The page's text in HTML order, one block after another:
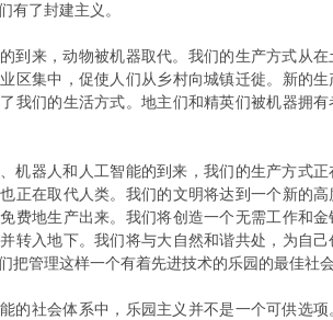
有了封建主义。
来，动物被机器取代。我们的生产方式从在
区集中，促使人们从乡村向城镇迁徙。新的
我们的生活方式。地主们和精英们被机器拥
器人和人工智能的到来，我们的生产方式正
正在取代人类。我们的文明将达到一个新的
费地生产出来。我们将创造一个无需工作和
转入地下。我们将与大自然和谐共处，为自
把管理这样一个有着先进技术的乐园的最佳社
社会体系中，乐园主义并不是一个可供选项